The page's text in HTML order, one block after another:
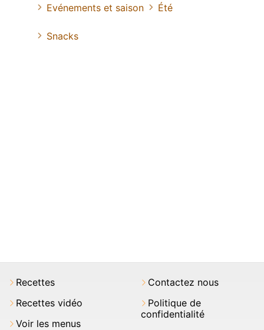
Evénements et saison
Été
Snacks
Recettes
Recettes vidéo
Voir les menus
Contactez nous
Politique de
confidentialité